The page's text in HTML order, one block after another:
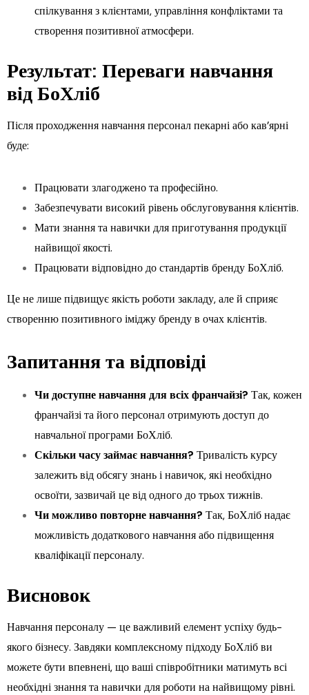
спілкування з клієнтами, управління конфліктами та
створення позитивної атмосфери.
Результат: Переваги навчання
від БоХліб
Після проходження навчання персонал пекарні або кав’ярні
буде:
Працювати злагоджено та професійно.
Забезпечувати високий рівень обслуговування клієнтів.
Мати знання та навички для приготування продукції
найвищої якості.
Працювати відповідно до стандартів бренду БоХліб.
Це не лише підвищує якість роботи закладу, але й сприяє
створенню позитивного іміджу бренду в очах клієнтів.
Запитання та відповіді
Чи доступне навчання для всіх франчайзі? Так, кожен
франчайзі та його персонал отримують доступ до
навчальної програми БоХліб.
Скільки часу займає навчання? Тривалість курсу
залежить від обсягу знань і навичок, які необхідно
освоїти, зазвичай це від одного до трьох тижнів.
Чи можливо повторне навчання? Так, БоХліб надає
можливість додаткового навчання або підвищення
кваліфікації персоналу.
Висновок
Навчання персоналу — це важливий елемент успіху будь-
якого бізнесу. Завдяки комплексному підходу БоХліб ви
можете бути впевнені, що ваші співробітники матимуть всі
необхідні знання та навички для роботи на найвищому рівні.